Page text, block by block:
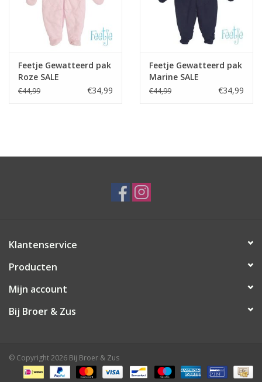
Feetje Gewatteerd pak
Roze SALE
€44,99 €34,99
Feetje Gewatteerd pak
Marine SALE
€44,99 €34,99
Klantenservice
Producten
Mijn account
Bij Broer & Zus
© Copyright 2026 Bij Broer & Zus